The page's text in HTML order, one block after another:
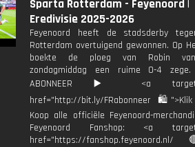
Sparta Rotterdam - Feyenoord |
Eredivisie 2025-2026
Feyenoord heeft de stadsderby
Rotterdam overtuigend gewonnen. Op
boekte de ploeg van Robin
zondagmiddag een ruime 0-4
ABONNEER ▶️ <a
href="http://bit.ly/FRabonneer
Koop alle officiële Feyenoord-
Feyenoord Fanshop: <a
href="https://